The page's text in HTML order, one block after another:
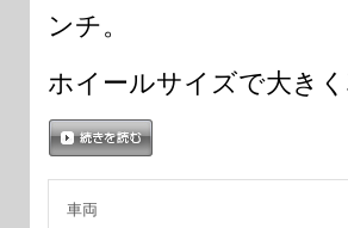
ンチ。
ホイールサイズで大き
車両